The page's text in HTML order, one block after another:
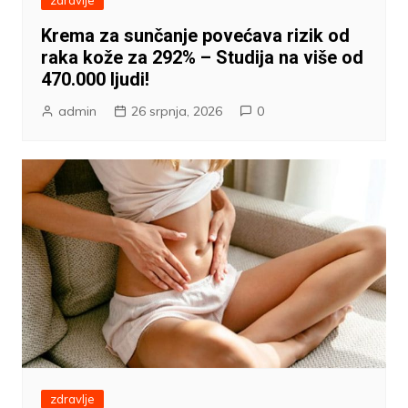
Krema za sunčanje povećava rizik od
raka kože za 292% – Studija na više od
470.000 ljudi!
admin 26 srpnja, 2026 0
zdravlje